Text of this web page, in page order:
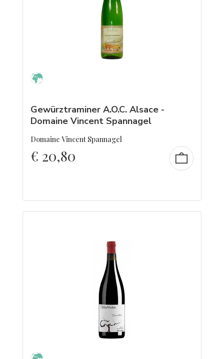
Gewürztraminer A.O.C. Alsace -
Domaine Vincent Spannagel
Domaine Vincent Spannagel
€ 20,80